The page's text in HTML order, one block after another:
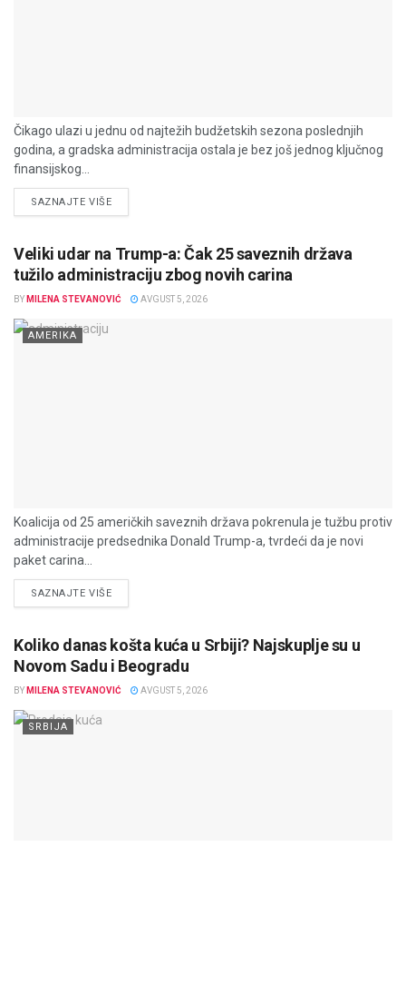
Čikago ulazi u jednu od najtežih budžetskih sezona poslednjih
godina, a gradska administracija ostala je bez još jednog ključnog
finansijskog...
SAZNAJTE VIŠEDETAILS
Veliki udar na Trump-a: Čak 25 saveznih država
tužilo administraciju zbog novih carina
BY MILENA STEVANOVIĆ AVGUST 5, 2026
AMERIKA
Koalicija od 25 američkih saveznih država pokrenula je tužbu protiv
administracije predsednika Donald Trump-a, tvrdeći da je novi
paket carina...
SAZNAJTE VIŠEDETAILS
Koliko danas košta kuća u Srbiji? Najskuplje su u
Novom Sadu i Beogradu
BY MILENA STEVANOVIĆ AVGUST 5, 2026
SRBIJA